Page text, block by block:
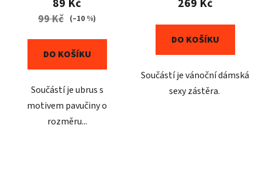
89 Kč
99 Kč (–10 %)
DO KOŠÍKU
Součástí je ubrus s
motivem pavučiny o
rozměru...
269 Kč
DO KOŠÍKU
Součástí je vánoční dámská
sexy zástěra.